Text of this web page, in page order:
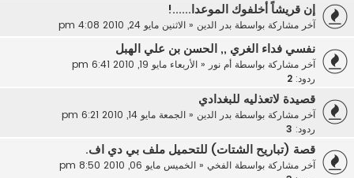
إن قريشاً أخلفوك الموعدا......!
آخر مشاركة بواسطة بدر الدين« الاثنين مايو 24, 2010 4:08 pm
نفسي فداء الغري ,, الحسن بن علي الهبل
آخر مشاركة بواسطة أم نور« الأربعاء مايو 19, 2010 6:41 pm
ردود: 2
قصيدة لاتعذليه للبغدادي
آخر مشاركة بواسطة بدر الدين« الجمعة مايو 14, 2010 6:21 pm
ردود: 3
قصة (تباريح الشتات) للتحميل ملف بي دي اف.
آخر مشاركة بواسطة الفخي « الخميس مايو 06, 2010 8:50 pm